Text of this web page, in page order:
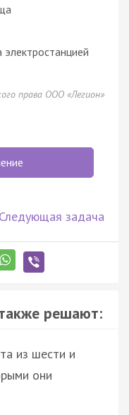
электростанцией
права ООО «Легион»
Следующая задача
решают:
из шести и
они